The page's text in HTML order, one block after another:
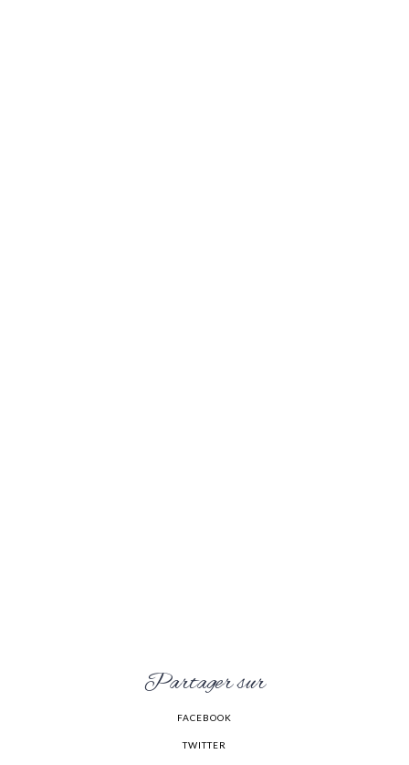
Partager sur
FACEBOOK
TWITTER